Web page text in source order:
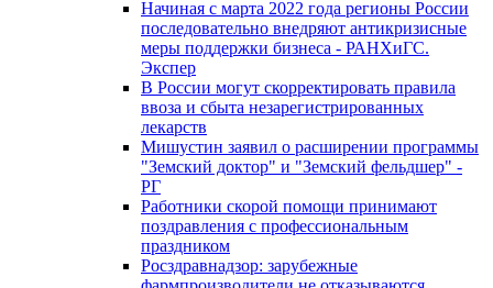
Начиная с марта 2022 года регионы России
последовательно внедряют антикризисные
меры поддержки бизнеса - РАНХиГС.
Экспер
В России могут скорректировать правила
ввоза и сбыта незарегистрированных
лекарств
Мишустин заявил о расширении программы
"Земский доктор" и "Земский фельдшер" -
РГ
Работники скорой помощи принимают
поздравления с профессиональным
праздником
Росздравнадзор: зарубежные